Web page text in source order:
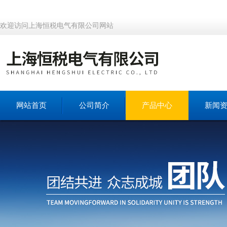
欢迎访问上海恒税电气有限公司网站
网站首页 公司简介 产品中心 新闻